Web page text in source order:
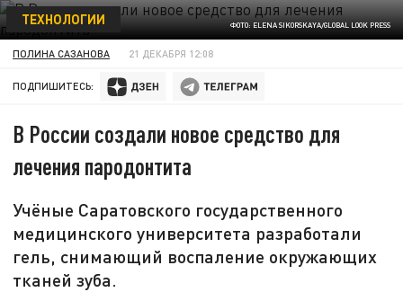
ФОТО: ELENA SIKORSKAYA/GLOBAL LOOK PRESS
ТЕХНОЛОГИИ
ПОЛИНА САЗАНОВА 21 ДЕКАБРЯ 12:08
ПОДПИШИТЕСЬ:
В России создали новое средство для
лечения пародонтита
Учёные Саратовского государственного
медицинского университета разработали
гель, снимающий воспаление окружающих
тканей зуба.